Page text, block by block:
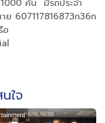
คัน มีรถประจำ
ย 607117816873ก36ก
อ
ใจ